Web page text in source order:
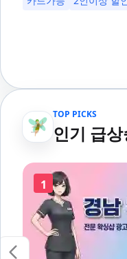
TOP PICKS
인기 급
1